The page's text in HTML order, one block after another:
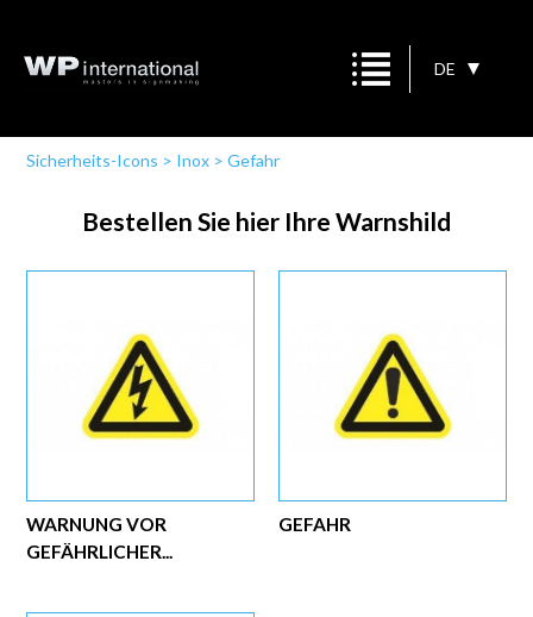
DE
Sicherheits-Icons > Inox >Gefahr
Bestellen Sie hier Ihre Warnshild
WARNUNG VOR
GEFÄHRLICHER...
GEFAHR